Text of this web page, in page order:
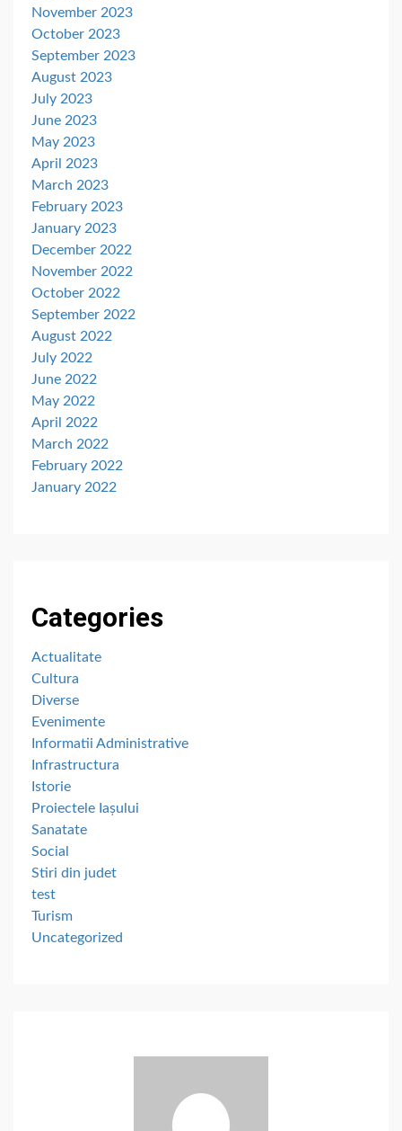
November 2023
October 2023
September 2023
August 2023
July 2023
June 2023
May 2023
April 2023
March 2023
February 2023
January 2023
December 2022
November 2022
October 2022
September 2022
August 2022
July 2022
June 2022
May 2022
April 2022
March 2022
February 2022
January 2022
Categories
Actualitate
Cultura
Diverse
Evenimente
Informatii Administrative
Infrastructura
Istorie
Proiectele Iașului
Sanatate
Social
Stiri din judet
test
Turism
Uncategorized